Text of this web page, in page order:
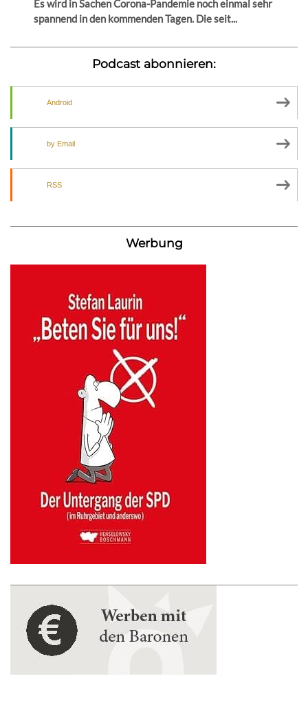
Es wird in Sachen Corona-Pandemie noch einmal sehr
spannend in den kommenden Tagen. Die seit...
Podcast abonnieren:
Android
by Email
RSS
Werbung